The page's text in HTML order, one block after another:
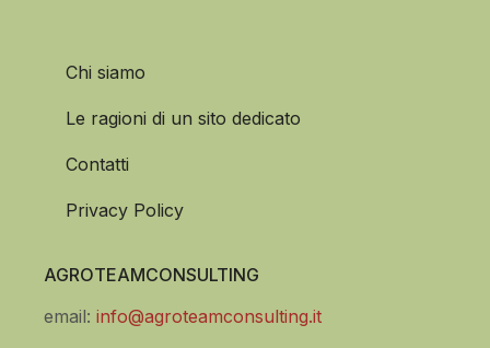
Chi siamo
Le ragioni di un sito dedicato
Contatti
Privacy Policy
AGROTEAMCONSULTING
email: info@agroteamconsulting.it